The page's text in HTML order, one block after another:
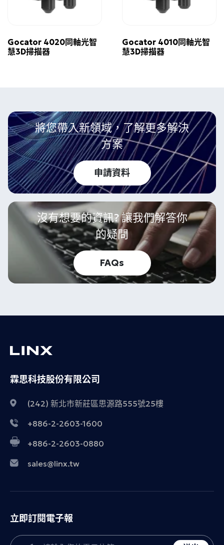
Gocator 4020同軸光智
慧3D掃描器
Gocator 4010同軸光智
慧3D掃描器
將您帶入新領域，了解更多解決
方案
申請資料
沒有想要的資訊? 讓我們解答你
的疑問
FAQs
霖思科技股份有限公司
(242) 新北市新莊區思源路555號25樓
+886-2-2603-1600
+886-2-2603-0880
sales@linx.tw
立即訂閱電子報